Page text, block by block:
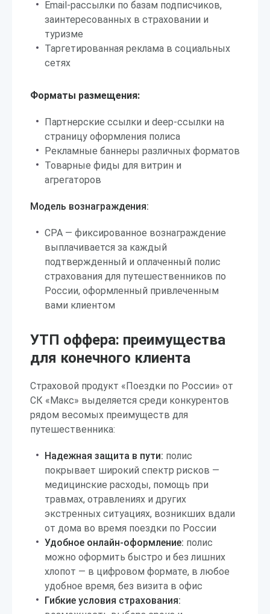
Email-рассылки по базам подписчиков,
заинтересованных в страховании и
туризме
Таргетированная реклама в социальных
сетях
Форматы размещения:
Партнерские ссылки и deep-ссылки на
страницу оформления полиса
Рекламные баннеры различных форматов
Товарные фиды для витрин и
агрегаторов
Модель вознаграждения:
CPA — фиксированное вознаграждение
выплачивается за каждый
подтвержденный и оплаченный полис
страхования для путешественников по
России, оформленный привлеченным
вами клиентом
УТП оффера: преимущества
для конечного клиента
Страховой продукт «Поездки по России» от
СК «Макс» выделяется среди конкурентов
рядом весомых преимуществ для
путешественника:
Надежная защита в пути: полис
покрывает широкий спектр рисков —
медицинские расходы, помощь при
травмах, отравлениях и других
экстренных ситуациях, возникших вдали
от дома во время поездки по России
Удобное онлайн-оформление: полис
можно оформить быстро и без лишних
хлопот — в цифровом формате, в любое
удобное время, без визита в офис
Гибкие условия страхования: